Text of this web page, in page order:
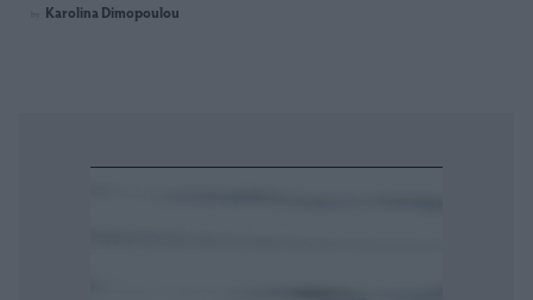
Karolina Dimopoulou